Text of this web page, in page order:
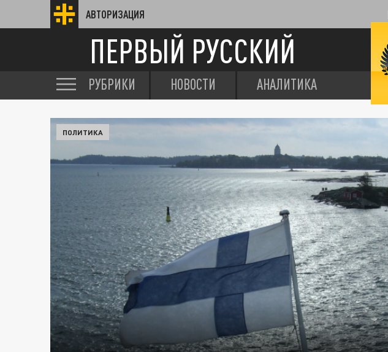
АВТОРИЗАЦИЯ
ПЕРВЫЙ РУССКИЙ
РУБРИКИ НОВОСТИ АНАЛИТИКА
ПОЛИТИКА